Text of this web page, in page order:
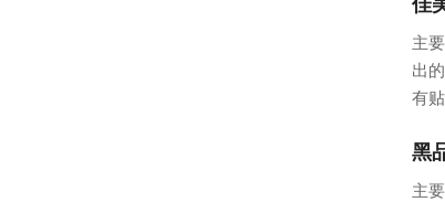
主
出
有
黑
主